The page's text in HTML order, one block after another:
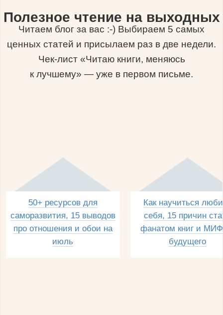
Полезное чтение на выходных
Читаем блог за вас :-) Выбираем 5 самых
ценных статей и присылаем раз в две недели.
Чек-лист «Читаю книги, меняюсь
к лучшему» — уже в первом письме.
50+ ресурсов для
саморазвития, 15 выводов
про отношения и обои на
июль
Как научиться
себя, 15 причин
фанатом книг и
будущего